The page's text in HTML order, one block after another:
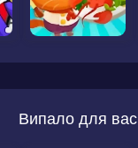
Випало для вас